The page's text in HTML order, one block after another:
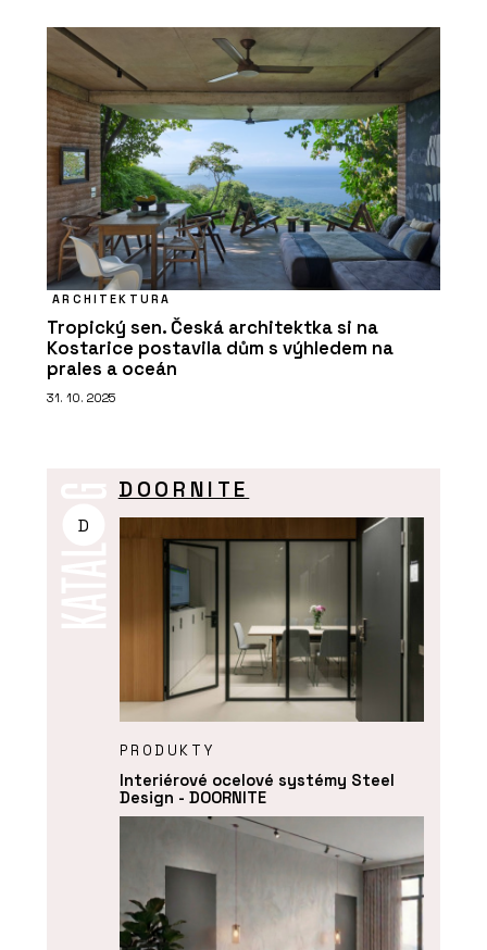
ARCHITEKTURA
Tropický sen. Česká architektka si na
Kostarice postavila dům s výhledem na
prales a oceán
31. 10. 2025
D
DOORNITE
PRODUKTY
Interiérové ocelové systémy Steel
Design - DOORNITE